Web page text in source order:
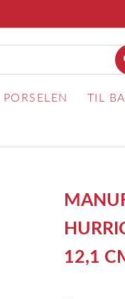
PORSELEN TIL
12,1